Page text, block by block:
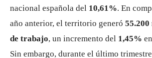
nacional española del 10,61%. En
año anterior, el territorio generó 55.200
de trabajo, un incremento del 1,45%
Sin embargo, durante el último